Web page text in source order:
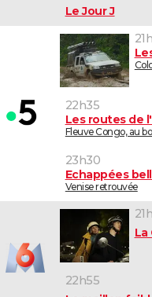
Le Jour J
22h35
Les routes de
Fleuve Congo, au
23h30
Echappées
Venise retrouvée
La
22h55